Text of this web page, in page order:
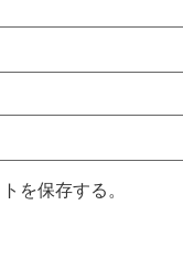
を保存する。